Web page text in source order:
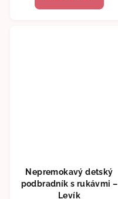
Nepremokavý detský
podbradník s rukávmi –
Levík